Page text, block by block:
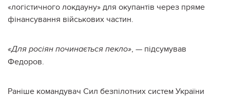
«логістичного локдауну» для окупантів через пряме
фінансування військових частин.
«Для росіян починається пекло», — підсумував
Федоров.
Раніше командувач Сил безпілотних систем України